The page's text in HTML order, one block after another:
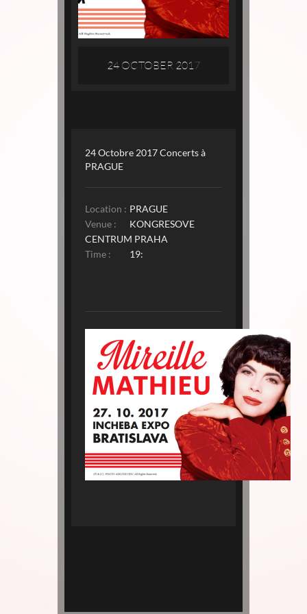
24 OCTOBER 2017
24 Octobre 2017 Concerts à
PRAGUE
Location : PRAGUE
Venue :
KONGRESOVE
CENTRUM PRAHA
Time :
19: